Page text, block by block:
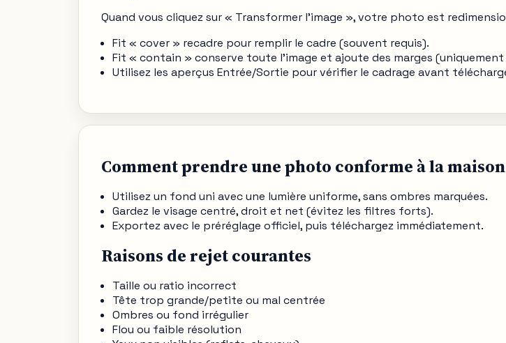
Quand vous cliquez sur « Transformer l'image », votre photo est
Fit « cover » recadre pour remplir le cadre (souvent requis).
Fit « contain » conserve toute l’image et ajoute des marges
Utilisez les aperçus Entrée/Sortie pour vérifier le cadrage avant
Comment prendre une photo conforme à la maison
Utilisez un fond uni avec une lumière uniforme, sans ombres marquées.
Gardez le visage centré, droit et net (évitez les filtres forts).
Exportez avec le préréglage officiel, puis téléchargez immédiatement.
Raisons de rejet courantes
Taille ou ratio incorrect
Tête trop grande/petite ou mal centrée
Ombres ou fond irrégulier
Flou ou faible résolution